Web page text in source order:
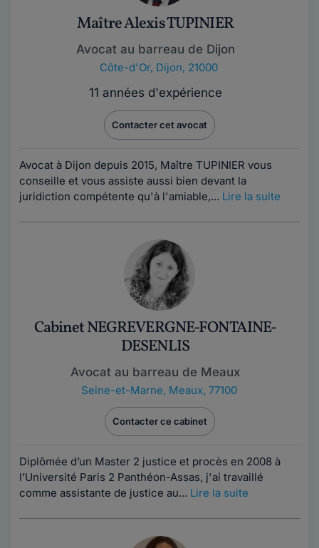
Maître Alexis TUPINIER
Avocat au barreau de Dijon
Côte-d'Or, Dijon, 21000
11 années d'expérience
Contacter cet avocat
Avocat à Dijon depuis 2015, Maître TUPINIER vous
conseille et vous assiste aussi bien devant la
juridiction compétente qu'à l'amiable,... Lire la suite
Cabinet NEGREVERGNE-FONTAINE-
DESENLIS
Avocat au barreau de Meaux
Seine-et-Marne, Meaux, 77100
Contacter ce cabinet
Diplômée d’un Master 2 justice et procès en 2008 à
l’Université Paris 2 Panthéon-Assas, j'ai travaillé
comme assistante de justice au... Lire la suite